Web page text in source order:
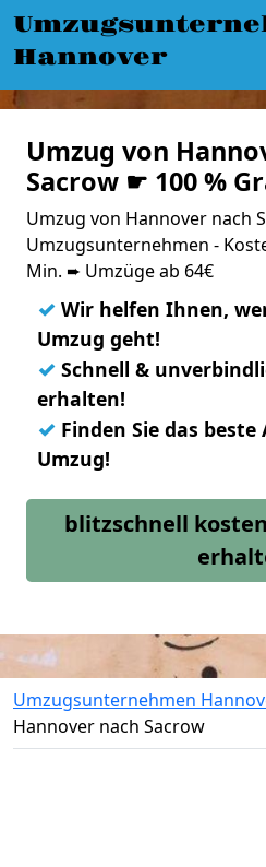
Hannover
Umzug von
Sacrow ☛ 100 %
Umzug von Hannover nach
Umzugsunternehmen -
Min. ➨ Umzüge ab 64€
✓ Wir helfen Ihnen,
Umzug geht!
✓ Schnell &
erhalten!
✓ Finden Sie das
Umzug!
blitzschnell
Umzugsunternehmen
Hannover nach Sacrow